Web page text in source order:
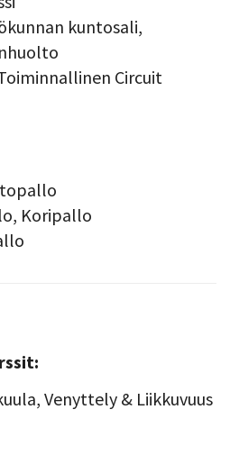
kuntosali,
Circuit
Koripallo
Venyttely & Liikkuvuus